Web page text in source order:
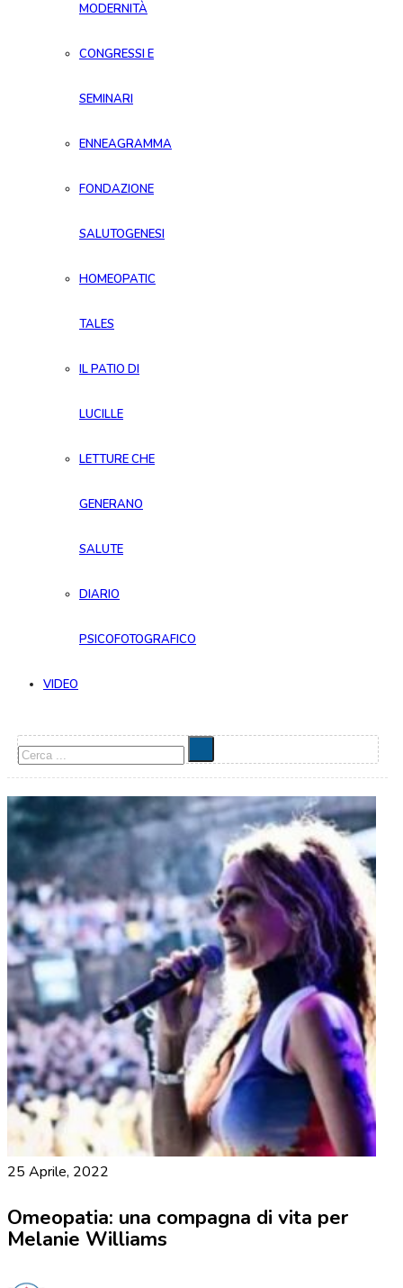
MODERNITÀ
CONGRESSI E
SEMINARI
ENNEAGRAMMA
FONDAZIONE
SALUTOGENESI
HOMEOPATIC
TALES
IL PATIO DI
LUCILLE
LETTURE CHE
GENERANO
SALUTE
DIARIO
PSICOFOTOGRAFICO
VIDEO
Cerca
25 Aprile, 2022
Omeopatia: una compagna di vita per
Melanie Williams